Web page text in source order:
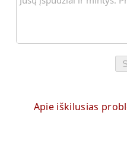
Apie iškilusias